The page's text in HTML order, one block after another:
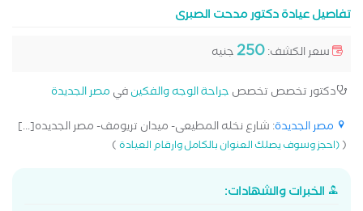
تفاصيل عيادة دكتور مدحت الصبرى
سعر الكشف:250جنيه
دكتور تخصص تخصص جراحة الوجه والفكينفي مصر الجديدة
مصر الجديدة: شارع نخله المطيعى- ميدان تريومف- مصر الجديده[...]
((احجز وسوف يصلك العنوان بالكامل وارقام العيادة)
الخبرات والشهادات: